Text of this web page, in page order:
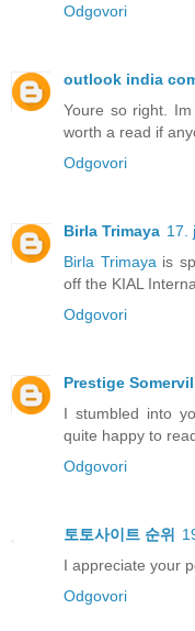
Odgovori
outlook india
Youre so right.
worth a read if
Odgovori
Birla Trimaya 17.
Birla Trimaya is
off the KIAL
Odgovori
Prestige
I stumbled into
quite happy to
Odgovori
토토사이트 순위
I appreciate your
Odgovori